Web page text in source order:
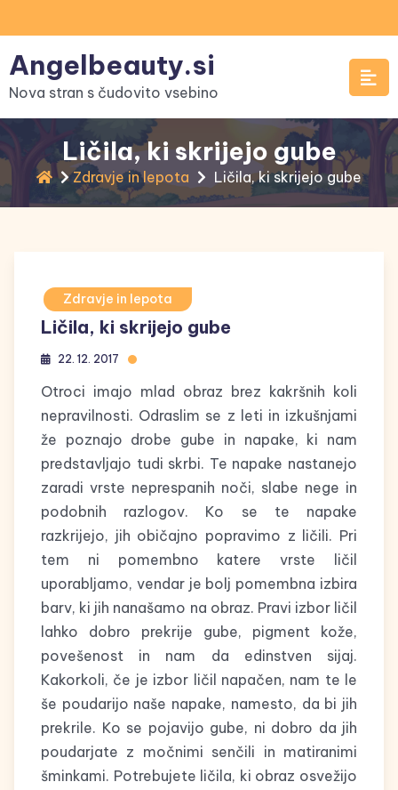
to
content
Angelbeauty.si
Nova stran s čudovito vsebino
Ličila, ki skrijejo gube
Zdravje in lepota Ličila, ki skrijejo gube
Zdravje in lepota
Ličila, ki skrijejo gube
22. 12. 2017
Otroci imajo mlad obraz brez kakršnih koli
nepravilnosti. Odraslim se z leti in izkušnjami
že poznajo drobe gube in napake, ki nam
predstavljajo tudi skrbi. Te napake nastanejo
zaradi vrste neprespanih noči, slabe nege in
podobnih razlogov. Ko se te napake
razkrijejo, jih običajno popravimo z ličili. Pri
tem ni pomembno katere vrste ličil
uporabljamo, vendar je bolj pomembna izbira
barv, ki jih nanašamo na obraz. Pravi izbor ličil
lahko dobro prekrije gube, pigment kože,
povešenost in nam da edinstven sijaj.
Kakorkoli, če je izbor ličil napačen, nam te le
še poudarijo naše napake, namesto, da bi jih
prekrile. Ko se pojavijo gube, ni dobro da jih
poudarjate z močnimi senčili in matiranimi
šminkami. Potrebujete ličila, ki obraz osvežijo